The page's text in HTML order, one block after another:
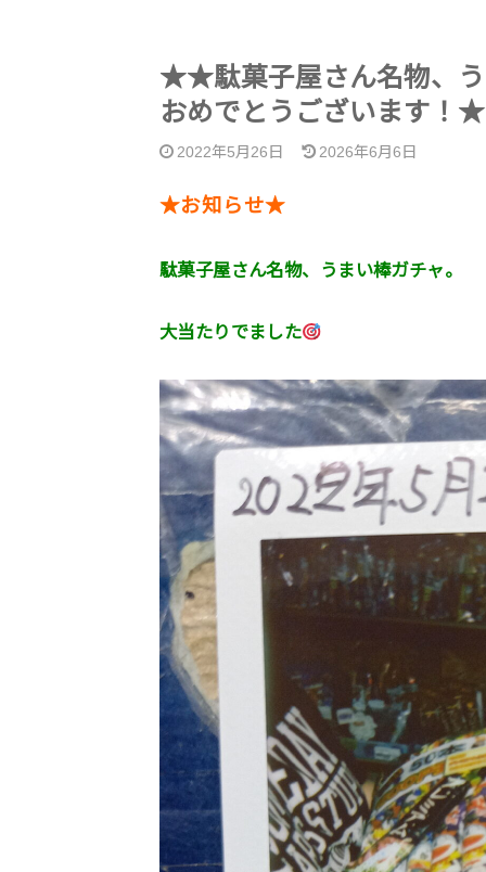
★★駄菓子屋さん名物、う
おめでとうございます！
2022年5月26日 2026年6月6日
★お知らせ★
駄菓子屋さん名物、うまい棒ガチャ。
大当たりでました